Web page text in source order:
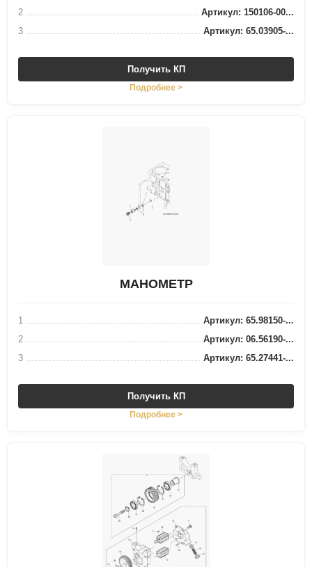
2
Артикул: 150106-00...
3
Артикул: 65.03905-...
Получить КП
Подробнее >
МАНОМЕТР
1
Артикул: 65.98150-...
2
Артикул: 06.56190-...
3
Артикул: 65.27441-...
Получить КП
Подробнее >